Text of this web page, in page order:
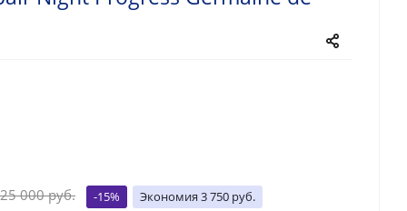
25 000руб. -15% Экономия 3 750 руб.